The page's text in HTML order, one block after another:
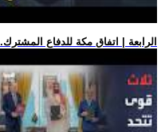
.. الرابعة | اتفاق مكة للدفاع